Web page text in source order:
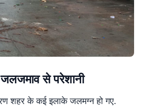
से परेशानी
शहर के कई इलाके जलमग्न हो गए.